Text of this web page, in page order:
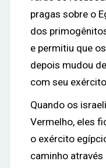
pragas sobre o
dos
e permitiu que
depois mudou
com seu
Quando os
Vermelho, eles
o exército
caminho